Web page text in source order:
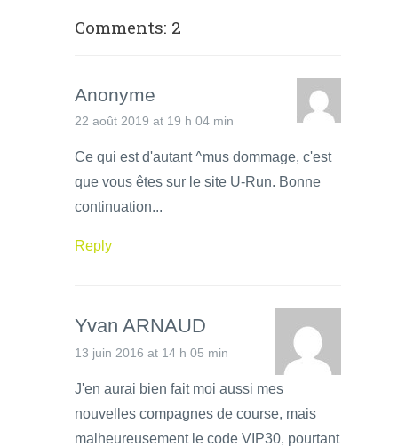
Comments: 2
Anonyme
22 août 2019 at 19 h 04 min
Ce qui est d'autant ^mus dommage, c'est
que vous êtes sur le site U-Run. Bonne
continuation...
Reply
Yvan ARNAUD
13 juin 2016 at 14 h 05 min
J'en aurai bien fait moi aussi mes
nouvelles compagnes de course, mais
malheureusement le code VIP30, pourtant